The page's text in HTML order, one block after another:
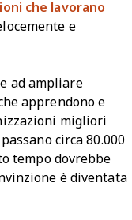
che lavorano
e
ad ampliare
apprendono e
migliori
circa 80.000
tempo dovrebbe
è diventata